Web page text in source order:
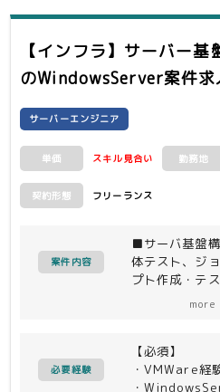
・未経験な製
提案、設定で
・十分に健康
・顧客や社内
容を分かりや
・他のメンバ
【インフラ】サーバー
のWindowsServer案件求
サーバーエンジニア
単価 スキル見合い 勤務地
契約形態 フリーランス
案件内容
■サーバ基盤
体テスト、ジ
プト作成・テ
PowerCLI、
Manager）を
more
必要経験
【必須】
・VMWare経
・